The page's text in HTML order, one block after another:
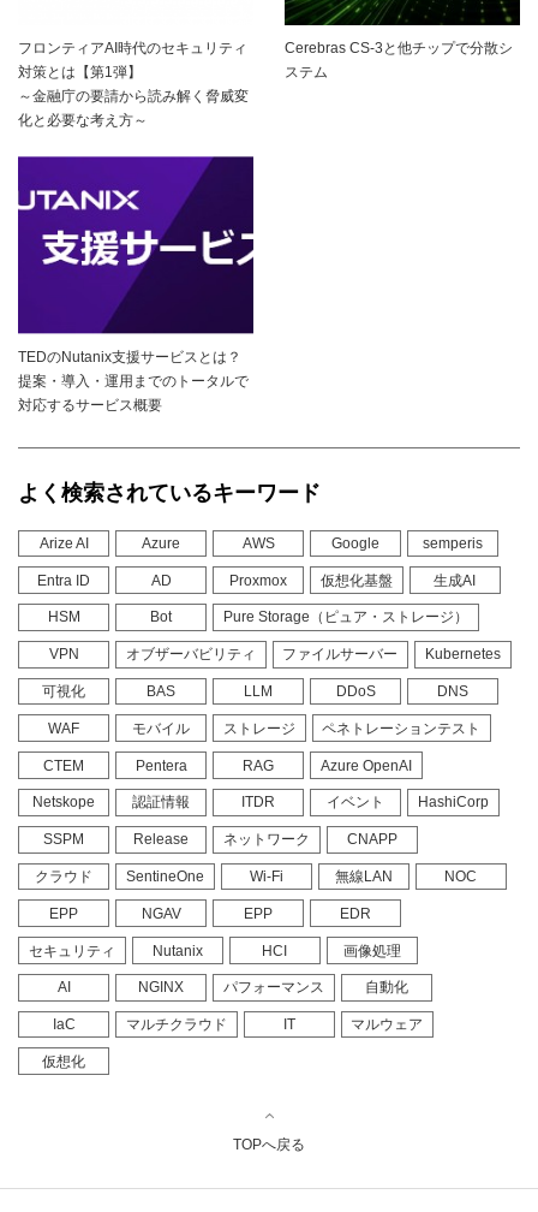
フロンティアAI時代のセキュリティ
対策とは【第1弾】
～金融庁の要請から読み解く脅威変
化と必要な考え方～
Cerebras CS-3と他チップで分散シ
ステム
TEDのNutanix支援サービスとは？
提案・導入・運用までのトータルで
対応するサービス概要
よく検索されているキーワード
Arize AI Azure AWS Google semperis
Entra ID AD Proxmox 仮想化基盤 生成AI
HSM Bot Pure Storage（ピュア・ストレージ）
VPN オブザーバビリティ ファイルサーバー Kubernetes
可視化 BAS LLM DDoS DNS
WAF モバイル ストレージ ペネトレーションテスト
CTEM Pentera RAG Azure OpenAI
Netskope 認証情報 ITDR イベント HashiCorp
SSPM Release ネットワーク CNAPP
クラウド SentineOne Wi-Fi 無線LAN NOC
EPP NGAV EPP EDR
セキュリティ Nutanix HCI 画像処理
AI NGINX パフォーマンス 自動化
IaC マルチクラウド IT マルウェア
仮想化
TOPへ戻る